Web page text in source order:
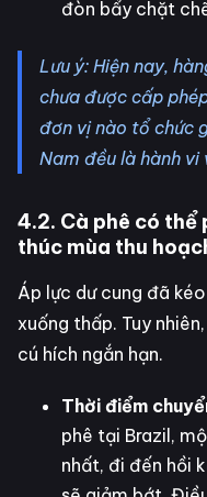
đòn bẩy chặt
Lưu ý: Hiện nay,
chưa được cấp
đơn vị nào tổ chức
Nam đều là hành vi
4.2. Cà phê có thể
thúc mùa thu
Áp lực dư cung đã
xuống thấp. Tuy
cú hích ngắn hạn.
Thời điểm
phê tại Brazil,
nhất, đi đến hồi